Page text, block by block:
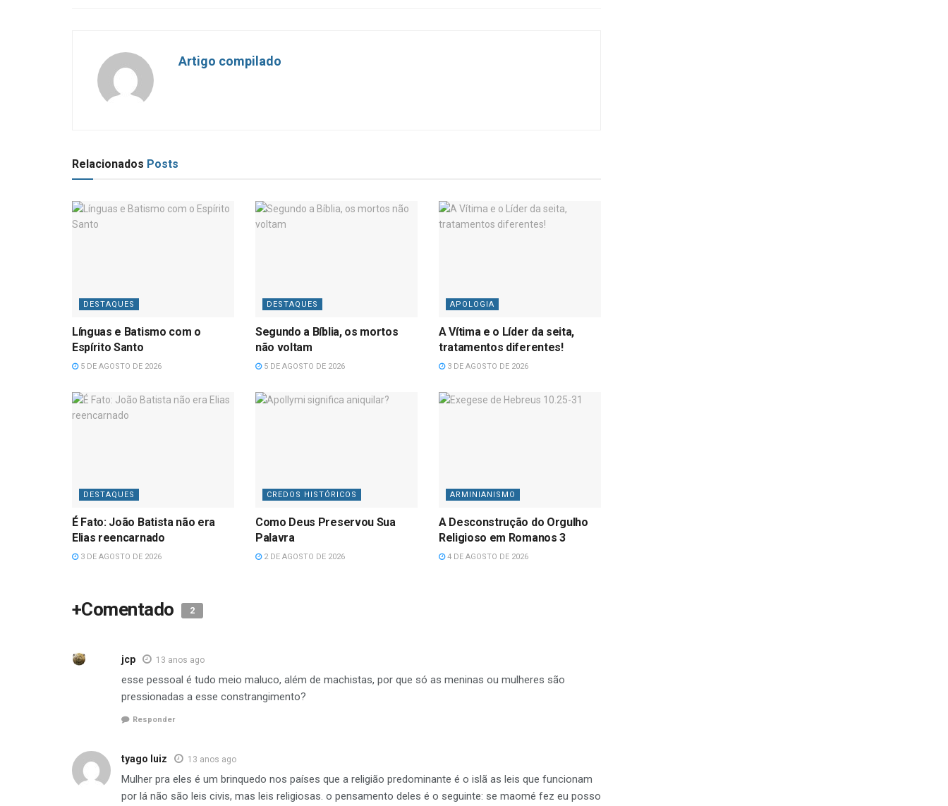
Artigo compilado
Relacionados Posts
DESTAQUES
Línguas e Batismo com o
Espírito Santo
5 DE AGOSTO DE 2026
DESTAQUES
Segundo a Bíblia, os mortos
não voltam
5 DE AGOSTO DE 2026
APOLOGIA
A Vítima e o Líder da seita,
tratamentos diferentes!
3 DE AGOSTO DE 2026
DESTAQUES
É Fato: João Batista não era
Elias reencarnado
3 DE AGOSTO DE 2026
CREDOS HISTÓRICOS
Como Deus Preservou Sua
Palavra
2 DE AGOSTO DE 2026
ARMINIANISMO
A Desconstrução do Orgulho
Religioso em Romanos 3
4 DE AGOSTO DE 2026
+Comentado 2
jcp 13 anos ago
esse pessoal é tudo meio maluco, além de machistas, por que só as meninas ou mulheres são
pressionadas a esse constrangimento?
Responder
tyago luiz 13 anos ago
Mulher pra eles é um brinquedo nos países que a religião predominante é o islã as leis que funcionam
por lá não são leis civis, mas leis religiosas. o pensamento deles é o seguinte: se maomé fez eu posso